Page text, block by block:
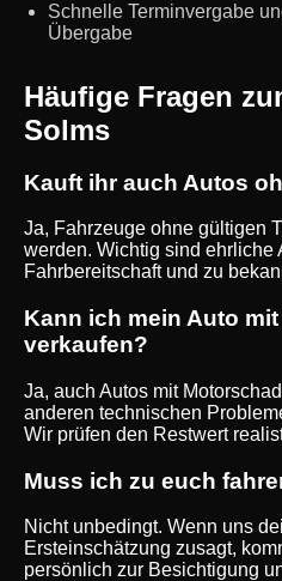
Schnelle Terminvergabe
Übergabe
Häufige Fragen
Solms
Kauft ihr auch Autos
Ja, Fahrzeuge ohne gültigen
werden. Wichtig sind ehrliche
Fahrbereitschaft und zu
Kann ich mein Auto
verkaufen?
Ja, auch Autos mit
anderen technischen
Wir prüfen den Restwert
Muss ich zu euch
Nicht unbedingt. Wenn uns
Ersteinschätzung zusagt,
persönlich zur Besichtigung